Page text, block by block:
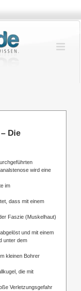
Die
wird eine
im
dass mit einem
Faszie (Muskelhaut)
und mit einem
unter dem
kleinen Bohrer
die mit
Verletzungsgefahr